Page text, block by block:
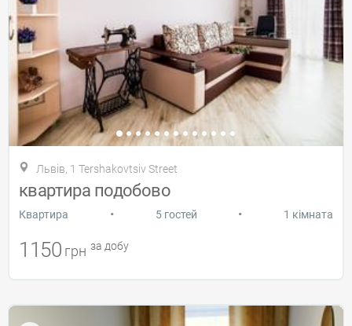
Львів, 1 Tershakovtsiv Street
квартира подобово
Квартира • 5 гостей • 1 кімната
1150 грн за добу